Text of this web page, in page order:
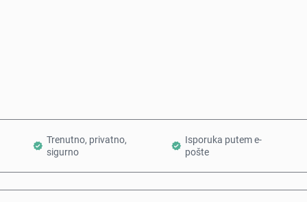
Trenutno, privatno,
sigurno
Isporuka putem e-
pošte